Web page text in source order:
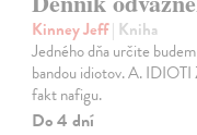
Kinney Jeff| Kniha
Jedného dňa určite
bandou idiotov. A.
fakt nafigu.
Do 4 dní